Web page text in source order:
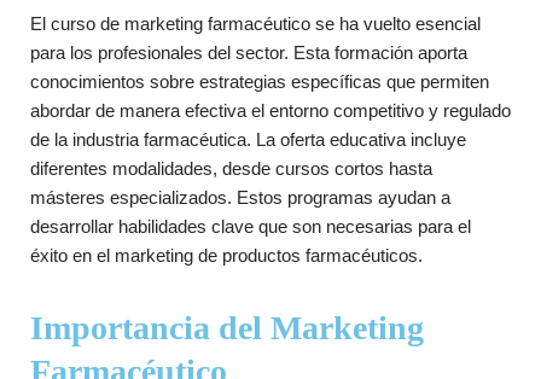
El curso de marketing farmacéutico se ha vuelto esencial
para los profesionales del sector. Esta formación aporta
conocimientos sobre estrategias específicas que permiten
abordar de manera efectiva el entorno competitivo y regulado
de la industria farmacéutica. La oferta educativa incluye
diferentes modalidades, desde cursos cortos hasta
másteres especializados. Estos programas ayudan a
desarrollar habilidades clave que son necesarias para el
éxito en el marketing de productos farmacéuticos.
Importancia del Marketing
Farmacéutico